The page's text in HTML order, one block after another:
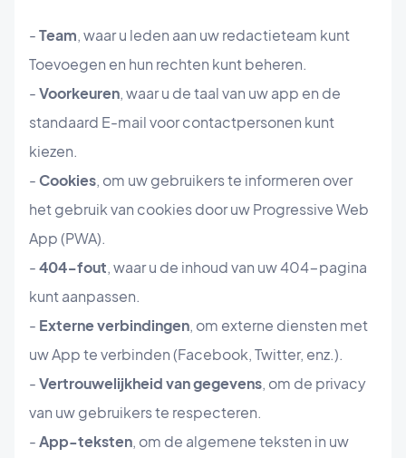
-Team, waar u leden aan uw redactieteam kunt
Toevoegen en hun rechten kunt beheren.
-Voorkeuren, waar u de taal van uw app en de
standaard E-mail voor contactpersonen kunt
kiezen.
-Cookies, om uw gebruikers te informeren over
het gebruik van cookies door uw Progressive Web
App (PWA).
-404-fout, waar u de inhoud van uw 404-pagina
kunt aanpassen.
- Externe verbindingen, om externe diensten met
uw App te verbinden (Facebook, Twitter, enz.).
-Vertrouwelijkheid van gegevens, om de privacy
van uw gebruikers te respecteren.
-App-teksten, om de algemene teksten in uw